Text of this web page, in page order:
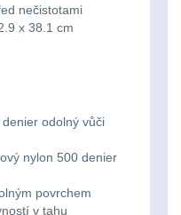
nečistotami
x 38.1 cm
odolný vůči
nylon 500 denier
povrchem
v tahu